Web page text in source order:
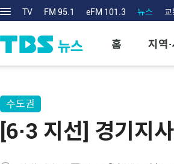
TV FM 95.1 eFM 101.3 뉴스 교
홈 지역
수도권
[6·3 지선] 경기지